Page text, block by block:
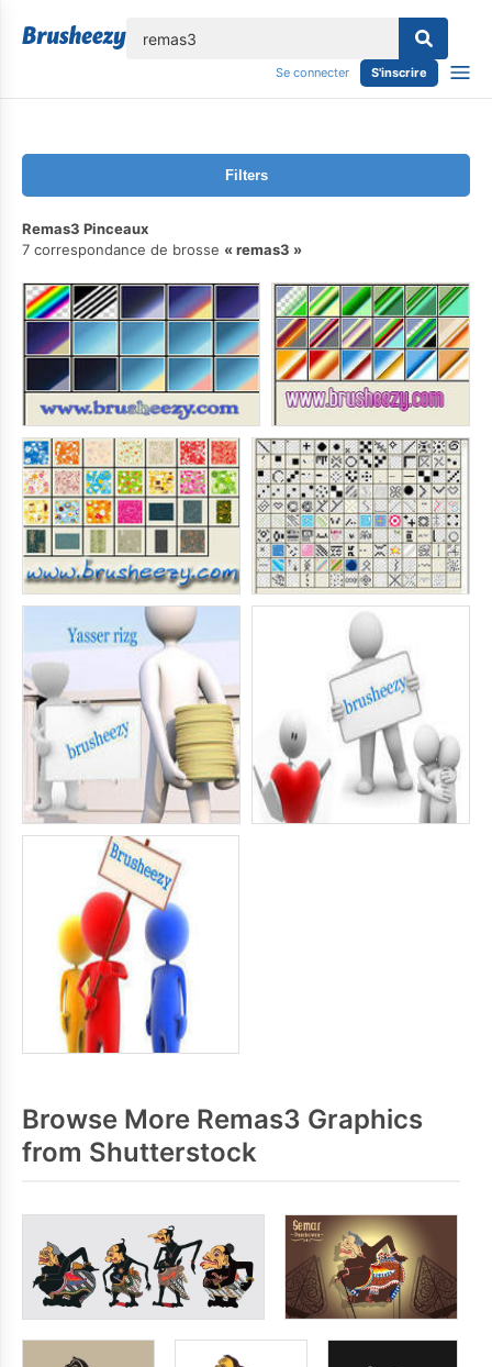
Se connecter S'inscrire
Filters
Remas3 Pinceaux
7 correspondance de brosse
remas3
Browse More Remas3 Graphics
from Shutterstock